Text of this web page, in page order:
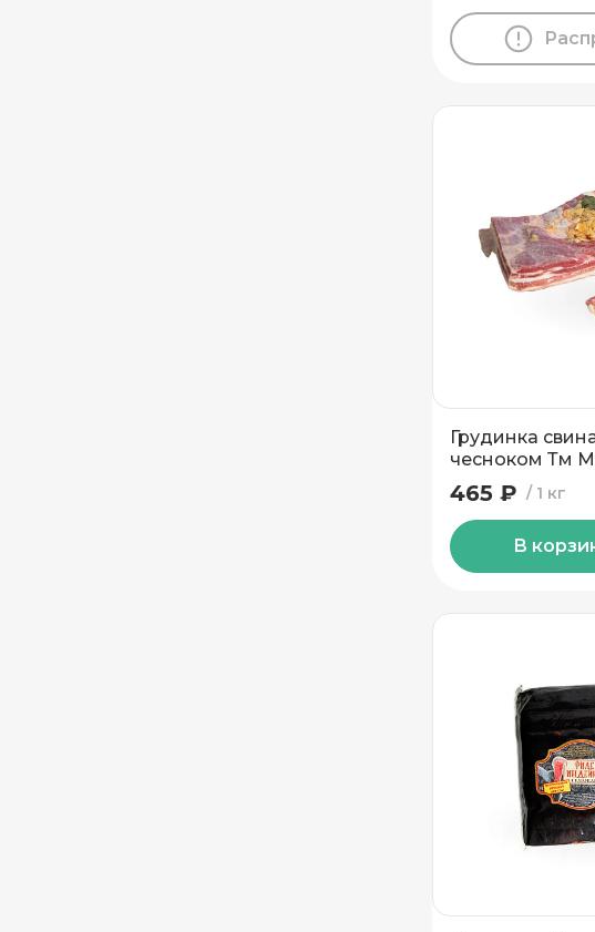
Грудинка
чесноком Тм
1 кг
465 ₽
В
Домофон
Подтвердить адрес
Добавить новый адрес